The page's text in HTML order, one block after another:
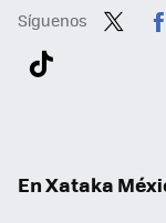
Síguenos
En Xataka